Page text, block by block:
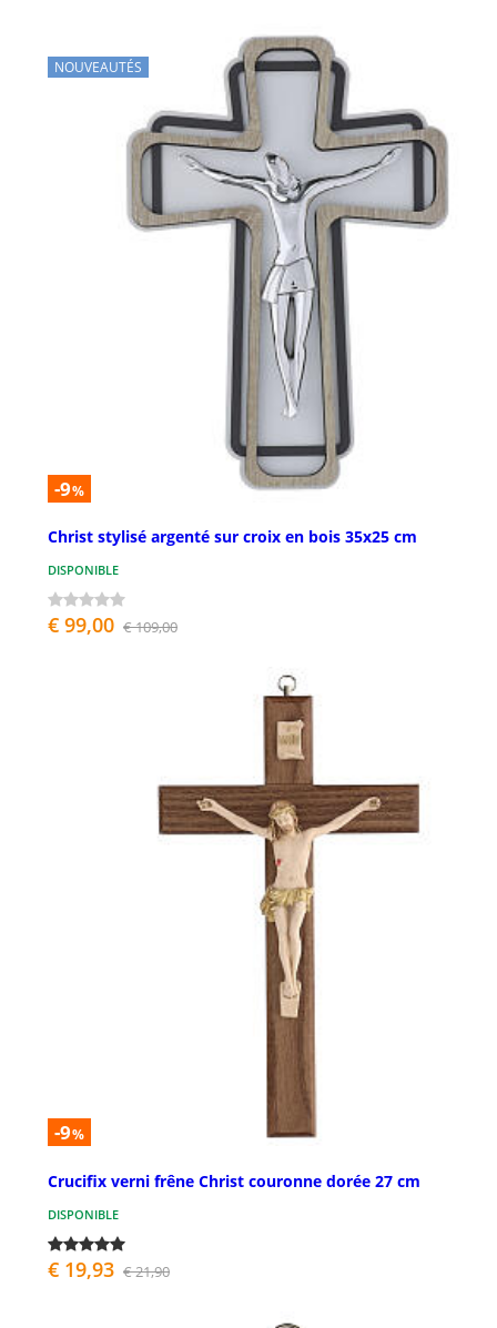
NOUVEAUTÉS
-9%
Christ stylisé argenté sur croix en bois 35x25 cm
DISPONIBLE
€ 99,00 € 109,00
-9%
Crucifix verni frêne Christ couronne dorée 27 cm
DISPONIBLE
€ 19,93 € 21,90